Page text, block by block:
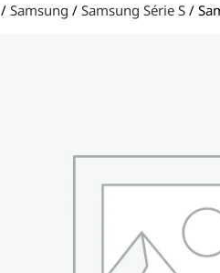
/Samsung /Samsung Série S /